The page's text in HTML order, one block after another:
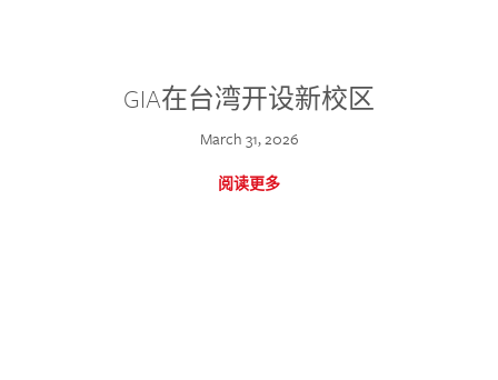
GIA在台湾开设新校区
March 31, 2026
阅读更多